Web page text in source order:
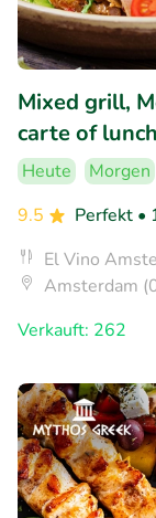
Mixed grill,
carte of
Heute Morgen
9.5
Perfekt •
El Vino
Amsterdam
Verkauft: 262